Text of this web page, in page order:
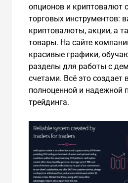
опционов и криптовалют
торговых инструментов:
криптовалюты, акции, а
товары. На сайте
красивые графики,
разделы для работы с
счетами. Всё это создает
полноценной и надежной
трейдинга.